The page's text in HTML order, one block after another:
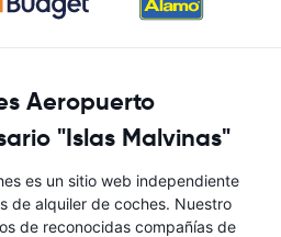
Aeropuerto
"Islas Malvinas"
es un sitio web independiente
de alquiler de coches. Nuestro
de reconocidas compañías de